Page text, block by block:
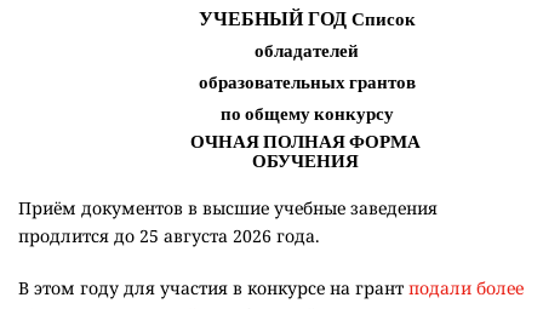
Приём документов в высшие учебные заведения
продлится до 25 августа 2026 года.
В этом году для участия в конкурсе на грант подали более